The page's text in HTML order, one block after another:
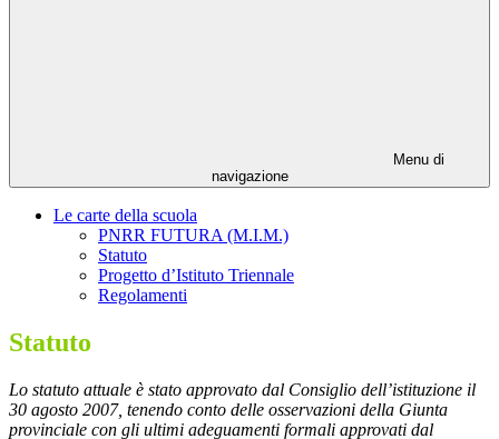
Menu di
navigazione
Le carte della scuola
PNRR FUTURA (M.I.M.)
Statuto
Progetto d’Istituto Triennale
Regolamenti
Statuto
Lo statuto attuale è stato approvato dal Consiglio dell’istituzione il
30 agosto 2007, tenendo conto delle osservazioni della Giunta
provinciale con gli ultimi adeguamenti formali approvati dal